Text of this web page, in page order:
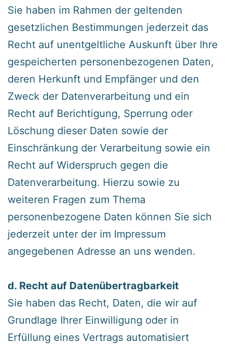
‍Sie haben im Rahmen der geltenden
gesetzlichen Bestimmungen jederzeit das
Recht auf unentgeltliche Auskunft über Ihre
gespeicherten personenbezogenen Daten,
deren Herkunft und Empfänger und den
Zweck der Datenverarbeitung und ein
Recht auf Berichtigung, Sperrung oder
Löschung dieser Daten sowie der
Einschränkung der Verarbeitung sowie ein
Recht auf Widerspruch gegen die
Datenverarbeitung. Hierzu sowie zu
weiteren Fragen zum Thema
personenbezogene Daten können Sie sich
jederzeit unter der im Impressum
angegebenen Adresse an uns wenden.
‍d. Recht auf Datenübertragbarkeit
‍Sie haben das Recht, Daten, die wir auf
Grundlage Ihrer Einwilligung oder in
Erfüllung eines Vertrags automatisiert